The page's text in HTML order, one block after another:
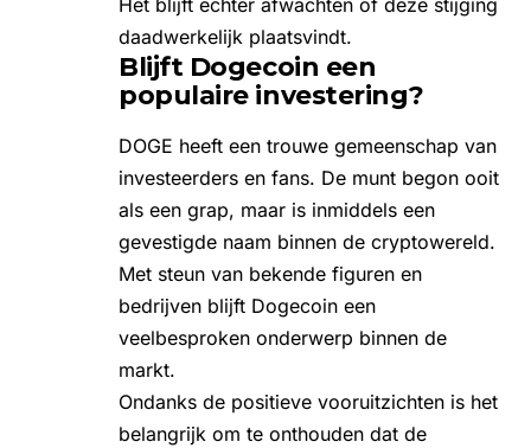
Het blijft echter afwachten of deze stijging
daadwerkelijk plaatsvindt.
Blijft Dogecoin een
populaire investering?
DOGE heeft een trouwe gemeenschap van
investeerders en fans. De munt begon ooit
als een grap, maar is inmiddels een
gevestigde naam binnen de cryptowereld.
Met steun van bekende figuren en
bedrijven blijft Dogecoin een
veelbesproken onderwerp binnen de
markt.
Ondanks de positieve vooruitzichten is het
belangrijk om te onthouden dat de